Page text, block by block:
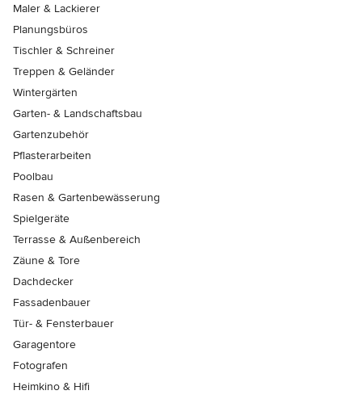
Maler & Lackierer
Planungsbüros
Tischler & Schreiner
Treppen & Geländer
Wintergärten
Garten- & Landschaftsbau
Gartenzubehör
Pflasterarbeiten
Poolbau
Rasen & Gartenbewässerung
Spielgeräte
Terrasse & Außenbereich
Zäune & Tore
Dachdecker
Fassadenbauer
Tür- & Fensterbauer
Garagentore
Fotografen
Heimkino & Hifi